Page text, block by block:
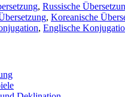
, Russische
, Koreanische
, Englische